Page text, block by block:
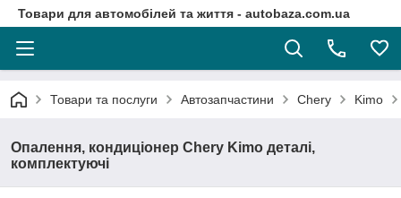
Товари для автомобілей та життя - autobaza.com.ua
Товари та послуги Автозапчастини Chery Kimo
Опалення, кондиціонер Chery Kimo деталі,
комплектуючі